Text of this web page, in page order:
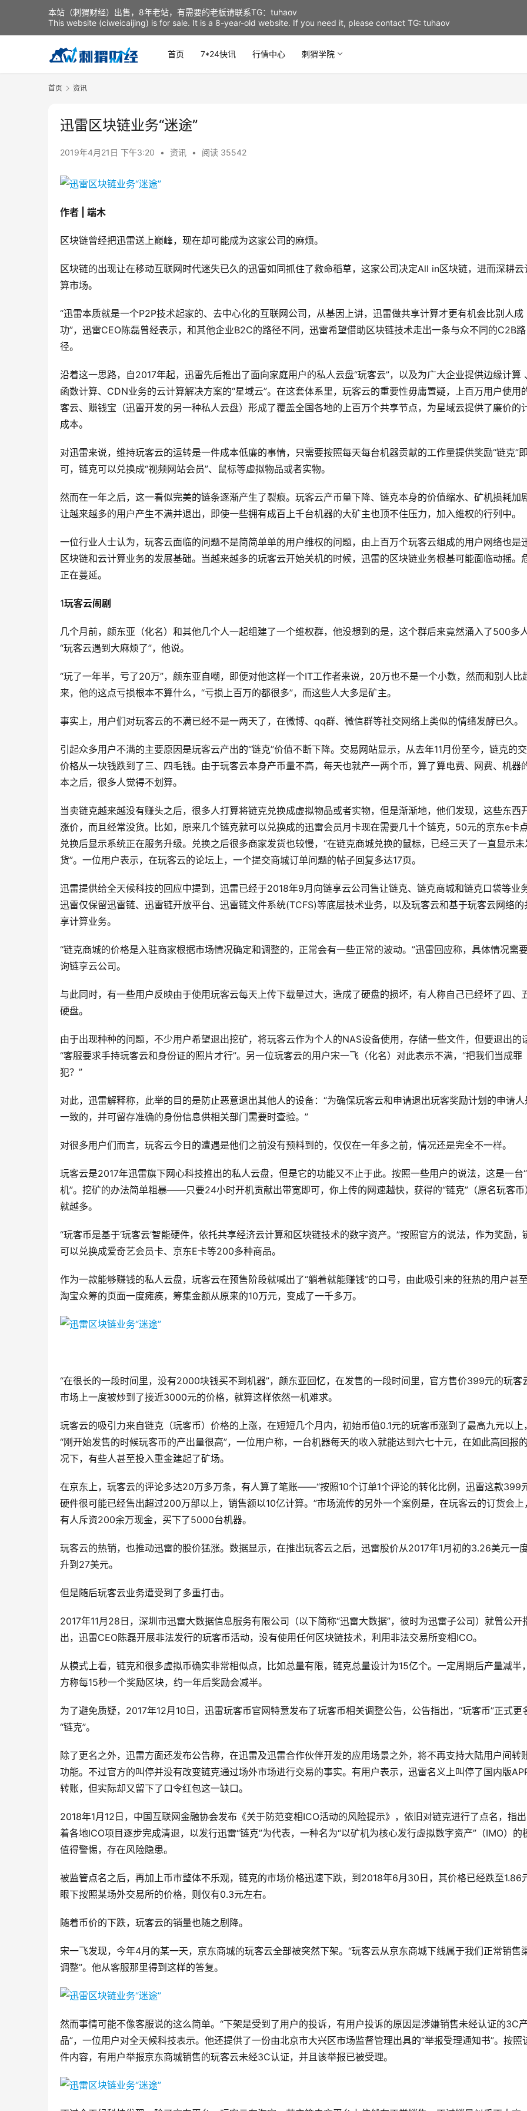
首页 7*24快讯 行情中心 刺猬学院
首页 资讯
迅雷区块链业务“迷途”
2019年4月21日 下午3:20 • 资讯 • 阅读 35542
作者 | 端木
区块链曾经把迅雷送上巅峰，现在却可能成为这家公司的麻烦。
区块链的出现让在移动互联网时代迷失已久的迅雷如同抓住了救命稻草，这家公司决定All in区块链，进而深耕云
算市场。
“迅雷本质就是一个P2P技术起家的、去中心化的互联网公司，从基因上讲，迅雷做共享计算才更有机会比别人成
功”，迅雷CEO陈磊曾经表示，和其他企业B2C的路径不同，迅雷希望借助区块链技术走出一条与众不同的C2B路
径。
沿着这一思路，自2017年起，迅雷先后推出了面向家庭用户的私人云盘“玩客云”，以及为广大企业提供边缘计算 、
函数计算、CDN业务的云计算解决方案的“星域云”。在这套体系里，玩客云的重要性毋庸置疑，上百万用户使用
客云、赚钱宝（迅雷开发的另一种私人云盘）形成了覆盖全国各地的上百万个共享节点，为星域云提供了廉价的
成本。
对迅雷来说，维持玩客云的运转是一件成本低廉的事情，只需要按照每天每台机器贡献的工作量提供奖励“链克”即
可，链克可以兑换成“视频网站会员”、鼠标等虚拟物品或者实物。
然而在一年之后，这一看似完美的链条逐渐产生了裂痕。玩客云产币量下降、链克本身的价值缩水、矿机损耗加剧
让越来越多的用户产生不满并退出，即使一些拥有成百上千台机器的大矿主也顶不住压力，加入维权的行列中。
一位行业人士认为，玩客云面临的问题不是简简单单的用户维权的问题，由上百万个玩客云组成的用户网络也是
区块链和云计算业务的发展基础。当越来越多的玩客云开始关机的时候，迅雷的区块链业务根基可能面临动摇。
正在蔓延。
1玩客云闹剧
几个月前，颜东亚（化名）和其他几个人一起组建了一个维权群，他没想到的是，这个群后来竟然涌入了500多人
“玩客云遇到大麻烦了”，他说。
“玩了一年半，亏了20万”，颜东亚自嘲，即便对他这样一个IT工作者来说，20万也不是一个小数，然而和别人比
来，他的这点亏损根本不算什么，“亏损上百万的都很多”，而这些人大多是矿主。
事实上，用户们对玩客云的不满已经不是一两天了，在微博、qq群、微信群等社交网络上类似的情绪发酵已久。
引起众多用户不满的主要原因是玩客云产出的“链克”价值不断下降。交易网站显示，从去年11月份至今，链克的
价格从一块钱跌到了三、四毛钱。由于玩客云本身产币量不高，每天也就产一两个币，算了算电费、网费、机器
本之后，很多人觉得不划算。
当卖链克越来越没有赚头之后，很多人打算将链克兑换成虚拟物品或者实物，但是渐渐地，他们发现，这些东西
涨价，而且经常没货。比如，原来几个链克就可以兑换成的迅雷会员月卡现在需要几十个链克，50元的京东e卡
兑换后显示系统正在服务升级。兑换之后很多商家发货也较慢，“在链克商城兑换的鼠标，已经三天了一直显示未
货”。一位用户表示，在玩客云的论坛上，一个提交商城订单问题的帖子回复多达17页。
迅雷提供给全天候科技的回应中提到，迅雷已经于2018年9月向链享云公司售让链克、链克商城和链克口袋等业务
迅雷仅保留迅雷链、迅雷链开放平台、迅雷链文件系统(TCFS)等底层技术业务，以及玩客云和基于玩客云网络的
享计算业务。
“链克商城的价格是入驻商家根据市场情况确定和调整的，正常会有一些正常的波动。”迅雷回应称，具体情况需
询链享云公司。
与此同时，有一些用户反映由于使用玩客云每天上传下载量过大，造成了硬盘的损坏，有人称自己已经坏了四、
硬盘。
由于出现种种的问题，不少用户希望退出挖矿，将玩客云作为个人的NAS设备使用，存储一些文件，但要退出的
“客服要求手持玩客云和身份证的照片才行”。另一位玩客云的用户宋一飞（化名）对此表示不满，“把我们当成罪
犯？”
对此，迅雷解释称，此举的目的是防止恶意退出其他人的设备：“为确保玩客云和申请退出玩客奖励计划的申请人
一致的，并可留存准确的身份信息供相关部门需要时查验。”
对很多用户们而言，玩客云今日的遭遇是他们之前没有预料到的，仅仅在一年多之前，情况还是完全不一样。
玩客云是2017年迅雷旗下网心科技推出的私人云盘，但是它的功能又不止于此。按照一些用户的说法，这是一台
机”。挖矿的办法简单粗暴——只要24小时开机贡献出带宽即可，你上传的网速越快，获得的“链克”（原名玩客币
就越多。
“玩客币是基于‘玩客云’智能硬件，依托共享经济云计算和区块链技术的数字资产。”按照官方的说法，作为奖励，
可以兑换成爱奇艺会员卡、京东E卡等200多种商品。
作为一款能够赚钱的私人云盘，玩客云在预售阶段就喊出了“躺着就能赚钱”的口号，由此吸引来的狂热的用户甚
淘宝众筹的页面一度瘫痪，筹集金额从原来的10万元，变成了一千多万。
“在很长的一段时间里，没有2000块钱买不到机器”，颜东亚回忆，在发售的一段时间里，官方售价399元的玩客
市场上一度被炒到了接近3000元的价格，就算这样依然一机难求。
玩客云的吸引力来自链克（玩客币）价格的上涨，在短短几个月内，初始币值0.1元的玩客币涨到了最高九元以上，
“刚开始发售的时候玩客币的产出量很高”，一位用户称，一台机器每天的收入就能达到六七十元，在如此高回报
况下，有些人甚至投入重金建起了矿场。
在京东上，玩客云的评论多达20万多万条，有人算了笔账——“按照10个订单1个评论的转化比例，迅雷这款399
硬件很可能已经售出超过200万部以上，销售额以10亿计算。”市场流传的另外一个案例是，在玩客云的订货会上，
有人斥资200余万现金，买下了5000台机器。
玩客云的热销，也推动迅雷的股价猛涨。数据显示，在推出玩客云之后，迅雷股价从2017年1月初的3.26美元一
升到27美元。
但是随后玩客云业务遭受到了多重打击。
2017年11月28日，深圳市迅雷大数据信息服务有限公司（以下简称“迅雷大数据”，彼时为迅雷子公司）就曾公开
出，迅雷CEO陈磊开展非法发行的玩客币活动，没有使用任何区块链技术，利用非法交易所变相ICO。
从模式上看，链克和很多虚拟币确实非常相似点，比如总量有限，链克总量设计为15亿个。一定周期后产量减半
方称每15秒一个奖励区块，约一年后奖励会减半。
为了避免质疑，2017年12月10日，迅雷玩客币官网特意发布了玩客币相关调整公告，公告指出，“玩客币”正式更
“链克”。
除了更名之外，迅雷方面还发布公告称，在迅雷及迅雷合作伙伴开发的应用场景之外，将不再支持大陆用户间转
功能。不过官方的叫停并没有改变链克通过场外市场进行交易的事实。有用户表示，迅雷名义上叫停了国内版
转账，但实际却又留下了口令红包这一缺口。
2018年1月12日，中国互联网金融协会发布《关于防范变相ICO活动的风险提示》，依旧对链克进行了点名，指
着各地ICO项目逐步完成清退，以发行迅雷“链克”为代表，一种名为“以矿机为核心发行虚拟数字资产”（IMO）的
值得警惕，存在风险隐患。
被监管点名之后，再加上币市整体不乐观，链克的市场价格迅速下跌，到2018年6月30日，其价格已经跌至1.86
眼下按照某场外交易所的价格，则仅有0.3元左右。
随着币价的下跌，玩客云的销量也随之剧降。
宋一飞发现，今年4月的某一天，京东商城的玩客云全部被突然下架。“玩客云从京东商城下线属于我们正常销售
调整”。他从客服那里得到这样的答复。
然而事情可能不像客服说的这么简单。“下架是受到了用户的投诉，有用户投诉的原因是涉嫌销售未经认证的3C产
品”，一位用户对全天候科技表示。他还提供了一份由北京市大兴区市场监督管理出具的“举报受理通知书”。按照
件内容，有用户举报京东商城销售的玩客云未经3C认证，并且该举报已被受理。
本站（刺猬财经）出售，8年老站，有需要的老板请联系TG：tuhaov
This website (ciweicaijing) is for sale. It is a 8-year-old website. If you need it, please contact TG: tuhaov